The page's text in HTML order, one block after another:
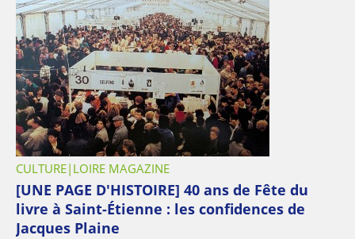
CULTURE LOIRE MAGAZINE
[UNE PAGE D'HISTOIRE] 40 ans de Fête du
livre à Saint-Étienne : les confidences de
Jacques Plaine